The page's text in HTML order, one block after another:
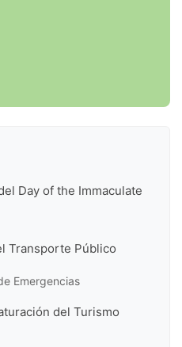
Day of the Immaculate
Transporte Público
Emergencias
del Turismo